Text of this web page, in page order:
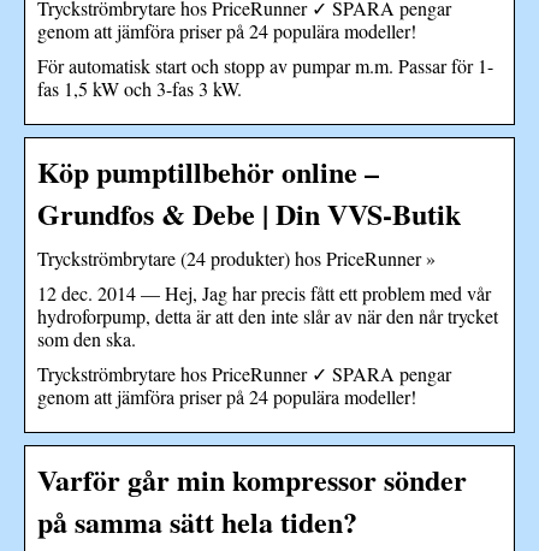
Tryckströmbrytare hos PriceRunner ✓ SPARA pengar
genom att jämföra priser på 24 populära modeller!
För automatisk start och stopp av pumpar m.m. Passar för 1-
fas 1,5 kW och 3-fas 3 kW.
Köp pumptillbehör online –
Grundfos & Debe | Din VVS-Butik
Tryckströmbrytare (24 produkter) hos PriceRunner »
12 dec. 2014 — Hej, Jag har precis fått ett problem med vår
hydroforpump, detta är att den inte slår av när den når trycket
som den ska.
Tryckströmbrytare hos PriceRunner ✓ SPARA pengar
genom att jämföra priser på 24 populära modeller!
Varför går min kompressor sönder
på samma sätt hela tiden?